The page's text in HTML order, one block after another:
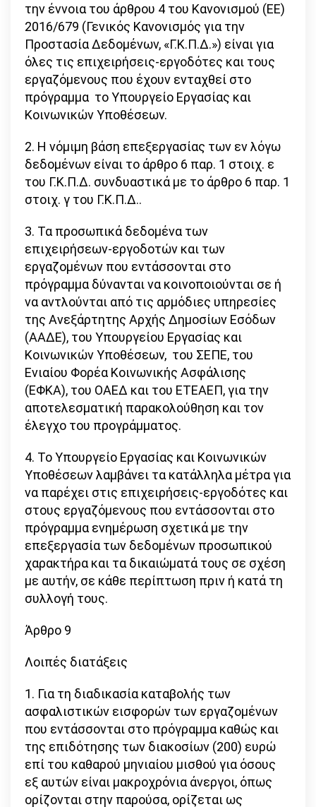
την έννοια του άρθρου 4 του Κανονισμού (ΕΕ)
2016/679 (Γενικός Κανονισμός για την
Προστασία Δεδομένων, «Γ.Κ.Π.Δ.») είναι για
όλες τις επιχειρήσεις-εργοδότες και τους
εργαζόμενους που έχουν ενταχθεί στο
πρόγραμμα το Υπουργείο Εργασίας και
Κοινωνικών Υποθέσεων.
2. Η νόμιμη βάση επεξεργασίας των εν λόγω
δεδομένων είναι το άρθρο 6 παρ. 1 στοιχ. ε
του Γ.Κ.Π.Δ. συνδυαστικά με το άρθρο 6 παρ. 1
στοιχ. γ του Γ.Κ.Π.Δ..
3. Τα προσωπικά δεδομένα των
επιχειρήσεων-εργοδοτών και των
εργαζομένων που εντάσσονται στο
πρόγραμμα δύνανται να κοινοποιούνται σε ή
να αντλούνται από τις αρμόδιες υπηρεσίες
της Ανεξάρτητης Αρχής Δημοσίων Εσόδων
(ΑΑΔΕ), του Υπουργείου Εργασίας και
Κοινωνικών Υποθέσεων, του ΣΕΠΕ, του
Ενιαίου Φορέα Κοινωνικής Ασφάλισης
(ΕΦΚΑ), του ΟΑΕΔ και του ΕΤΕΑΕΠ, για την
αποτελεσματική παρακολούθηση και τον
έλεγχο του προγράμματος.
4. Το Υπουργείο Εργασίας και Κοινωνικών
Υποθέσεων λαμβάνει τα κατάλληλα μέτρα για
να παρέχει στις επιχειρήσεις-εργοδότες και
στους εργαζόμενους που εντάσσονται στο
πρόγραμμα ενημέρωση σχετικά με την
επεξεργασία των δεδομένων προσωπικού
χαρακτήρα και τα δικαιώματά τους σε σχέση
με αυτήν, σε κάθε περίπτωση πριν ή κατά τη
συλλογή τους.
Άρθρο 9
Λοιπές διατάξεις
1. Για τη διαδικασία καταβολής των
ασφαλιστικών εισφορών των εργαζομένων
που εντάσσονται στο πρόγραμμα καθώς και
της επιδότησης των διακοσίων (200) ευρώ
επί του καθαρού μηνιαίου μισθού για όσους
εξ αυτών είναι μακροχρόνια άνεργοι, όπως
ορίζονται στην παρούσα, ορίζεται ως